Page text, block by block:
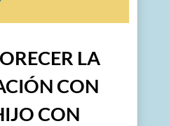
LA
CON
CON